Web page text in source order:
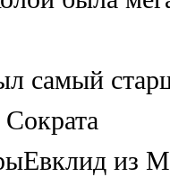
самый
из